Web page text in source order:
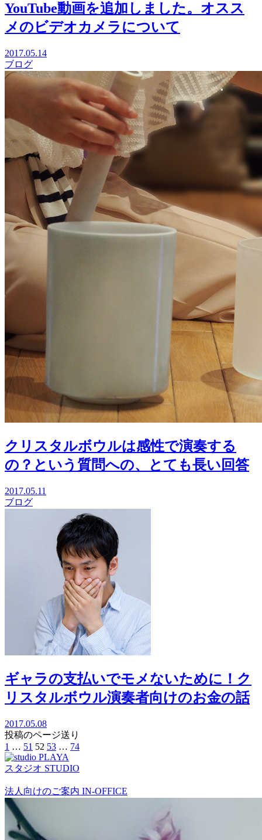
YouTube動画を追加しました。オスス
メのビデオカメラについて
2017.05.14
ブログ
クリスタルボウルは感性で演奏する
の？という質問への、とても長い回答
2017.05.11
ブログ
ギャラの支払いでモメないために！ク
リスタルボウル演奏者向けのお金の話
2017.05.08
投稿のページ送り
1 … 51 52 53 … 74
スタジオ STUDIO
法人向けのご案内 IN-OFFICE